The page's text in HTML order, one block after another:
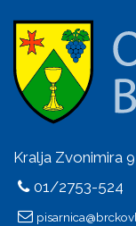
Kralja Zvonimira
01/2753-524